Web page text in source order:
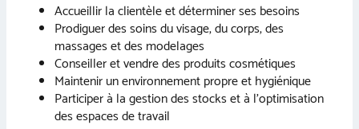
Accueillir la clientèle et déterminer ses besoins
Prodiguer des soins du visage, du corps, des
massages et des modelages
Conseiller et vendre des produits cosmétiques
Maintenir un environnement propre et hygiénique
Participer à la gestion des stocks et à l’optimisation
des espaces de travail